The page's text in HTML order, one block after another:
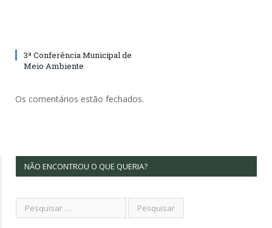
3ª Conferência Municipal de
Meio Ambiente
Os comentários estão fechados.
NÃO ENCONTROU O QUE QUERIA?